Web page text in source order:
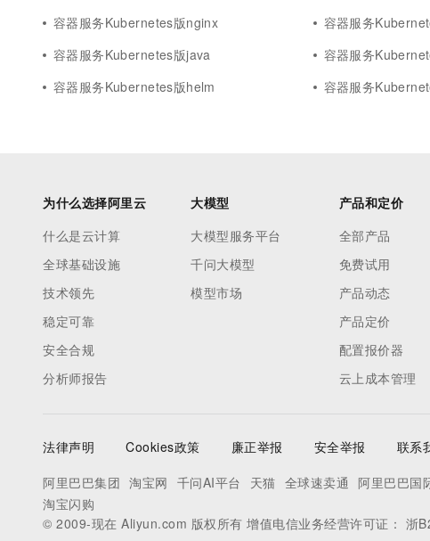
容器服务Kubernetes版nginx
容器服务
容器服务Kubernetes版java
容器服务
容器服务Kubernetes版helm
容器服务
为什么选择阿里云
什么是云计算
全球基础设施
技术领先
稳定可靠
安全合规
分析师报告
大模型
大模型服务平台
千问大模型
模型市场
产品和定价
全部产品
免费试用
产品动态
产品定价
配置报价器
云上成本管理
法律声明 Cookies政策 廉正举报 安全举报 联系
阿里巴巴集团 淘宝网 千问AI平台 天猫 全球速卖通 阿里巴巴国
淘宝闪购
© 2009-现在 Aliyun.com 版权所有 增值电信业务经营许可证： 浙